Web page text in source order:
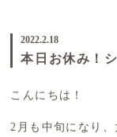
2022.2.18
本日お休み！
こんにちは！
2月も中旬になり、